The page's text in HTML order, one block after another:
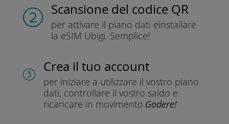
Scansione del codice QR
per attivare il piano dati einstallare
la eSIM Ubigi. Semplice!
Crea il tuo account
per iniziare a utilizzare il vostro piano
dati, controllare il vostro saldo e
ricaricare in movimento.Godere!